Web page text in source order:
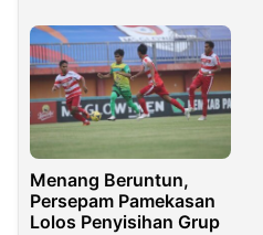
Menang Beruntun,
Persepam Pamekasan
Lolos Penyisihan Grup